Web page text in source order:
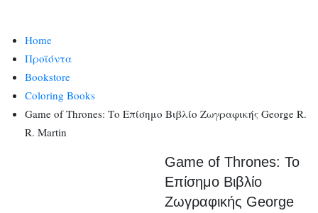
Home
Προϊόντα
Bookstore
Coloring Books
Game of Thrones: Το Επίσημο Βιβλίο Ζωγραφικής George R.
R. Martin
Game of Thrones: Το
Επίσημο Βιβλίο
Ζωγραφικής George